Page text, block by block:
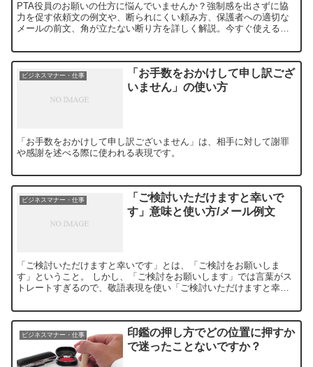
PTA役員のお願いの仕方に悩んでいませんか？強制感を出さずに協
力を促す依頼文の例文や、断られにくい頼み方、保護者への適切な
メールの前文、角が立たない断り方を詳しく解説。今すぐ使えるフ
ビジネスマナー・仕事
「お手数をおかけして申し訳ござ
いません」の使い方
「お手数をおかけして申し訳ございません」は、相手に対して謝罪
や感謝を述べる際に使われる表現です。
ビジネスマナー・仕事
「ご検討いただけますと幸いで
す」意味と使い方/メール例文
「ご検討いただけますと幸いです」とは、「ご検討をお願いしま
す」ということ。 しかし、「ご検討をお願いします」では言葉がス
トレートすぎるので、敬語表現を使い「ご検討いただけますと幸い
願...
ビジネスマナー・仕事
印鑑の押し方でどの位置に押すか
で迷ったことないですか？